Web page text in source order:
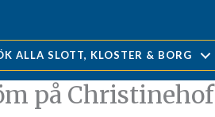
ALLA SLOTT, KLOSTER & BORG
på Christinehof